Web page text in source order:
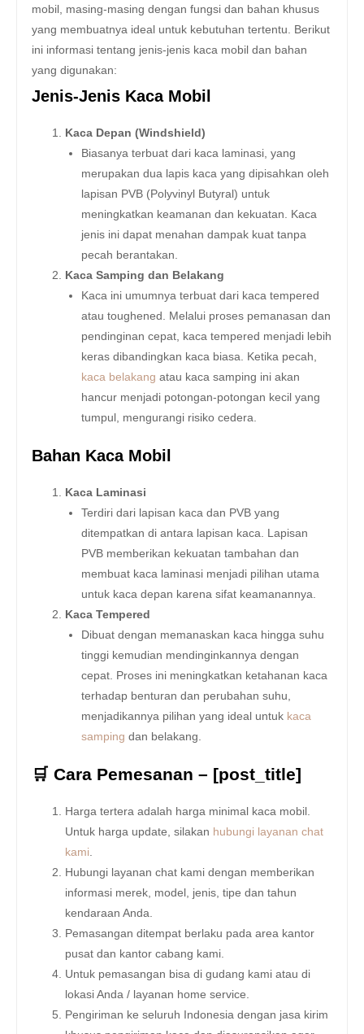
mobil, masing-masing dengan fungsi dan bahan khusus
yang membuatnya ideal untuk kebutuhan tertentu. Berikut
ini informasi tentang jenis-jenis kaca mobil dan bahan
yang digunakan:
Jenis-Jenis Kaca Mobil
Kaca Depan (Windshield)
Biasanya terbuat dari kaca laminasi, yang
merupakan dua lapis kaca yang dipisahkan oleh
lapisan PVB (Polyvinyl Butyral) untuk
meningkatkan keamanan dan kekuatan. Kaca
jenis ini dapat menahan dampak kuat tanpa
pecah berantakan.
Kaca Samping dan Belakang
Kaca ini umumnya terbuat dari kaca tempered
atau toughened. Melalui proses pemanasan dan
pendinginan cepat, kaca tempered menjadi lebih
keras dibandingkan kaca biasa. Ketika pecah,
kaca belakang atau kaca samping ini akan
hancur menjadi potongan-potongan kecil yang
tumpul, mengurangi risiko cedera.
Bahan Kaca Mobil
Kaca Laminasi
Terdiri dari lapisan kaca dan PVB yang
ditempatkan di antara lapisan kaca. Lapisan
PVB memberikan kekuatan tambahan dan
membuat kaca laminasi menjadi pilihan utama
untuk kaca depan karena sifat keamanannya.
Kaca Tempered
Dibuat dengan memanaskan kaca hingga suhu
tinggi kemudian mendinginkannya dengan
cepat. Proses ini meningkatkan ketahanan kaca
terhadap benturan dan perubahan suhu,
menjadikannya pilihan yang ideal untuk kaca
samping dan belakang.
🛒 Cara Pemesanan – [post_title]
Harga tertera adalah harga minimal kaca mobil.
Untuk harga update, silakan hubungi layanan chat
kami
Hubungi layanan chat kami dengan memberikan
informasi merek, model, jenis, tipe dan tahun
kendaraan Anda.
Pemasangan ditempat berlaku pada area kantor
pusat dan kantor cabang kami.
Untuk pemasangan bisa di gudang kami atau di
lokasi Anda / layanan home service.
Pengiriman ke seluruh Indonesia dengan jasa kirim